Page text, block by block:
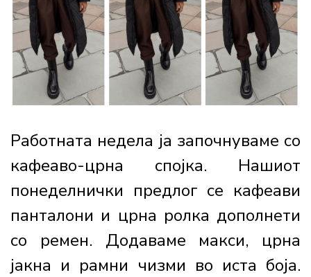
Работната недела ја започнуваме со
кафеаво-црна спојка. Нашиот
понеделнички предлог се кафеави
панталони и црна ролка дополнети
со ремен. Додаваме макси, црна
јакна и рамни чизми во иста боја.